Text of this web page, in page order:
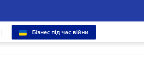
Бізнес під час війни